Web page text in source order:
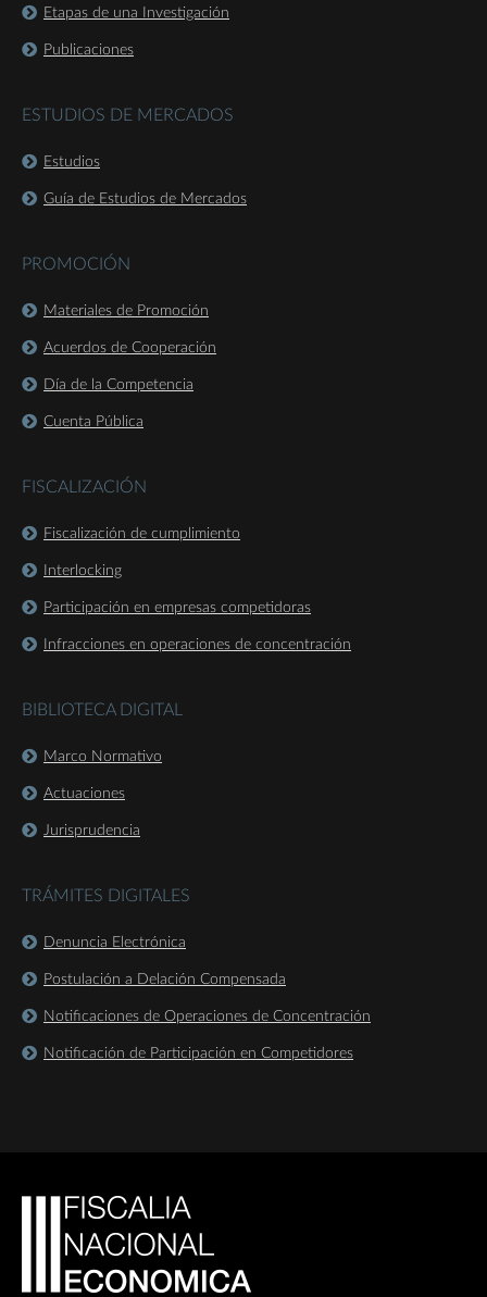
Etapas de una Investigación
Publicaciones
ESTUDIOS DE MERCADOS
Estudios
Guía de Estudios de Mercados
PROMOCIÓN
Materiales de Promoción
Acuerdos de Cooperación
Día de la Competencia
Cuenta Pública
FISCALIZACIÓN
Fiscalización de cumplimiento
Interlocking
Participación en empresas competidoras
Infracciones en operaciones de concentración
BIBLIOTECA DIGITAL
Marco Normativo
Actuaciones
Jurisprudencia
TRÁMITES DIGITALES
Denuncia Electrónica
Postulación a Delación Compensada
Notificaciones de Operaciones de Concentración
Notificación de Participación en Competidores